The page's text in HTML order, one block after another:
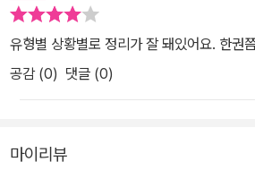
유형별 상황별로 정리가 잘 돼있어요. 한권
공감 (0) 댓글 (0)
마이리뷰